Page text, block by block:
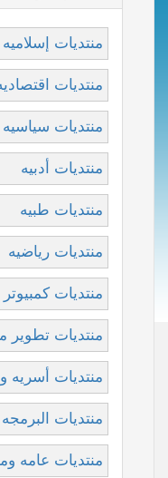
منتديات إسلاميه
منتديات
منتديات سياسيه
منتديات أدبيه
منتديات طبيه
منتديات رياضيه
منتديات
منتديات تطوير
منتديات أسريه
منتديات البرمجه
منتديات عامه